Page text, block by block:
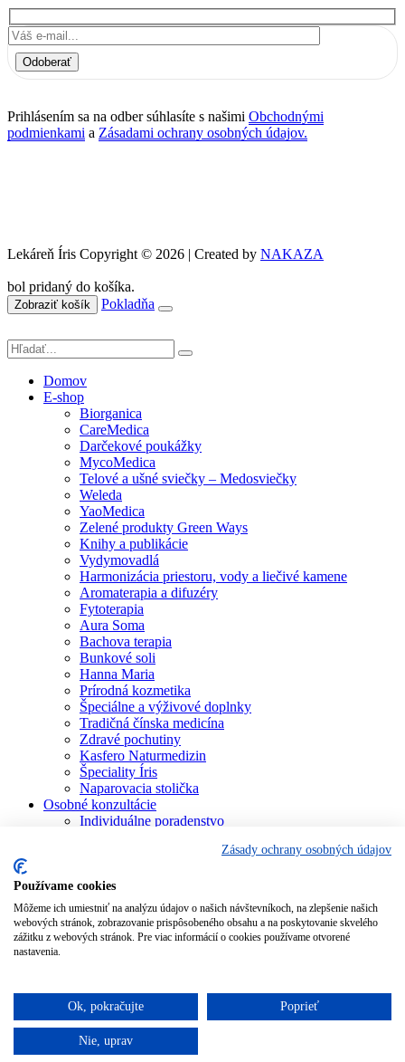
Odoberať
Prihlásením sa na odber súhlasíte s našimi Obchodnými
podmienkami a Zásadami ochrany osobných údajov.
Lekáreň Íris Copyright © 2026 | Created by NAKAZA
bol pridaný do košíka.
Zobraziť košík Pokladňa
Domov
E-shop
Biorganica
CareMedica
Darčekové poukážky
MycoMedica
Telové a ušné sviečky – Medosviečky
Weleda
YaoMedica
Zelené produkty Green Ways
Knihy a publikácie
Vydymovadlá
Harmonizácia priestoru, vody a liečivé kamene
Aromaterapia a difuzéry
Fytoterapia
Aura Soma
Bachova terapia
Bunkové soli
Hanna Maria
Prírodná kozmetika
Špeciálne a výživové doplnky
Tradičná čínska medicína
Zdravé pochutiny
Kasfero Naturmedizin
Špeciality Íris
Naparovacia stolička
Osobné konzultácie
Individuálne poradenstvo
Aromaterapia
Homeopatia
Individuálna a partnerská numerológia
Numerológia – kľúč života
Blog
Podporujeme
Zásady ochrany osobných údajov
Používame cookies
Môžeme ich umiestniť na analýzu údajov o našich návštevníkoch, na zlepšenie našich
webových stránok, zobrazovanie prispôsobeného obsahu a na poskytovanie skvelého
zážitku z webových stránok. Pre viac informácií o cookies používame otvorené
nastavenia.
Ok, pokračujte Poprieť
Nie, uprav